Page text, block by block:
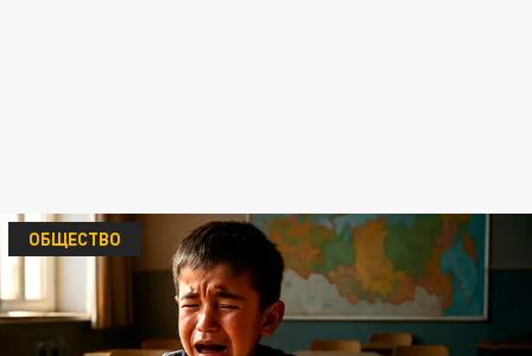
ОБЩЕСТВО